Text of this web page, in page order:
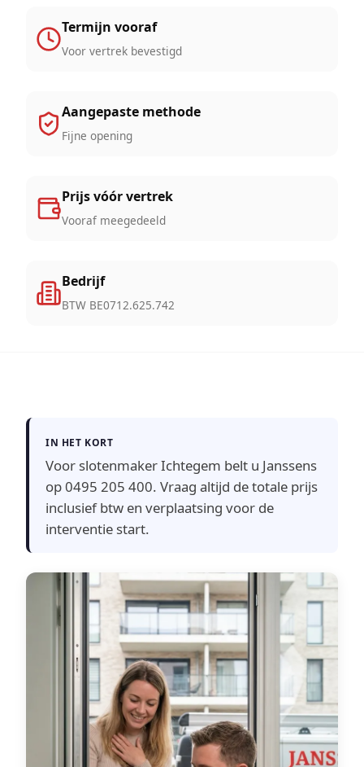
Termijn vooraf
Voor vertrek bevestigd
Aangepaste methode
Fijne opening
Prijs vóór vertrek
Vooraf meegedeeld
Bedrijf
BTW BE0712.625.742
IN HET KORT
Voor slotenmaker Ichtegem belt u Janssens
op 0495 205 400. Vraag altijd de totale prijs
inclusief btw en verplaatsing voor de
interventie start.